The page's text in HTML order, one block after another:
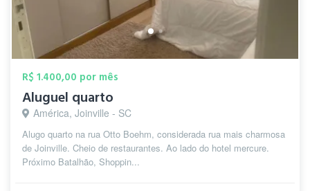
R$ 1.400,00 por mês
Aluguel quarto
América, Joinville - SC
Alugo quarto na rua Otto Boehm, considerada rua mais charmosa
de Joinville. Cheio de restaurantes. Ao lado do hotel mercure.
Próximo Batalhão, Shoppin...